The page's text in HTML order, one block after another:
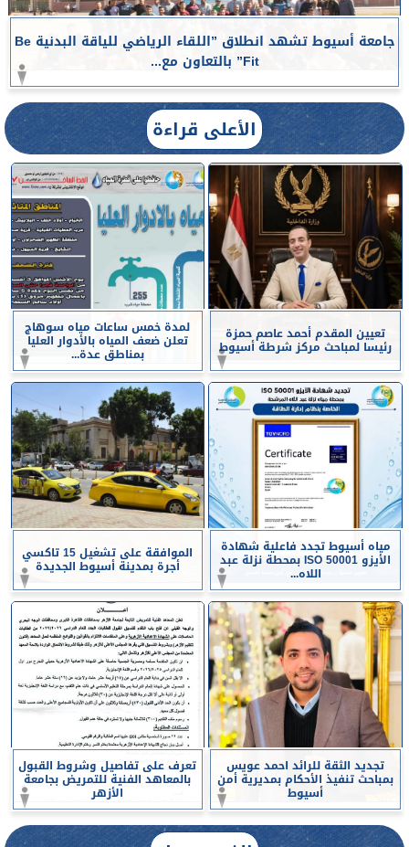
جامعة أسيوط تشهد انطلاق ”اللقاء الرياضي للياقة البدنية Be
Fit” بالتعاون مع...
الأعلى قراءة
تعيين المقدم أحمد عاصم حمزة
رئيسا لمباحث مركز شرطة أسيوط
لمدة خمس ساعات مياه سوهاج
تعلن ضعف المياه بالأدوار العليا
بمناطق عدة...
مياه أسيوط تجدد فاعلية شهادة
الأيزو ISO 50001 بمحطة نزلة عبد
اللاه...
الموافقة على تشغيل 15 تاكسي
أجرة بمدينة أسيوط الجديدة
تجديد الثقة للرائد احمد عويس
بمباحث تنفيذ الأحكام بمديرية أمن
أسيوط
تعرف على تفاصيل وشروط القبول
بالمعاهد الفنية للتمريض بجامعة
الأزهر